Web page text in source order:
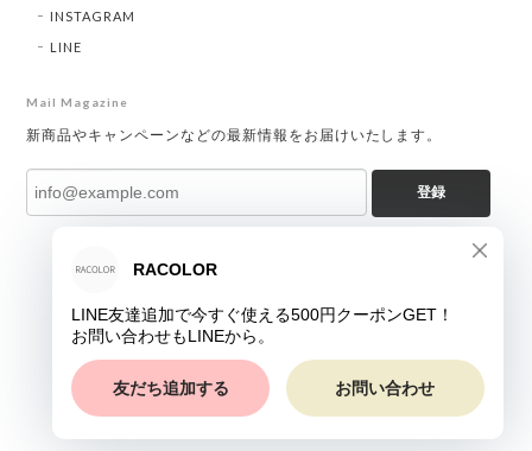
INSTAGRAM
LINE
Mail Magazine
新商品やキャンペーンなどの最新情報をお届けいたします。
登録